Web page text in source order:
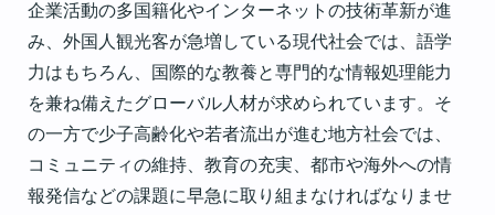
企業活動の多国籍化やインターネットの技術革新が進
み、外国人観光客が急増している現代社会では、語学
力はもちろん、国際的な教養と専門的な情報処理能力
を兼ね備えたグローバル人材が求められています。そ
の一方で少子高齢化や若者流出が進む地方社会では、
コミュニティの維持、教育の充実、都市や海外への情
報発信などの課題に早急に取り組まなければなりませ